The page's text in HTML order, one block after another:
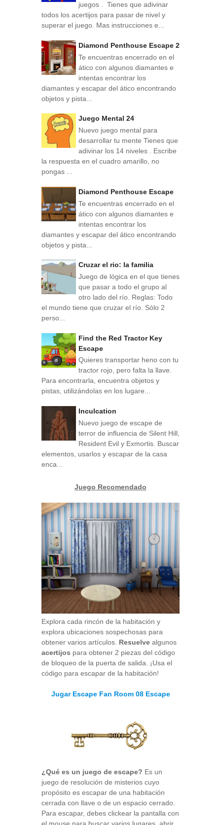
juegos . Tienes que adivinar
todos los acertijos para pasar de nivel y
superar el juego. Mas instrucciones e...
Diamond Penthouse Escape 2
Te encuentras encerrado en el
ático con algunos diamantes e
intentas encontrar los
diamantes y escapar del ático encontrando
objetos y pista...
Juego Mental 24
Nuevo juego mental para
desarrollar tu mente Tienes que
adivinar los 14 niveles . Escribe
la respuesta en el cuadro amarillo, no
pongas ...
Diamond Penthouse Escape
Te encuentras encerrado en el
ático con algunos diamantes e
intentas encontrar los
diamantes y escapar del ático encontrando
objetos y pista...
Cruzar el rio: la familia
Juego de lógica en el que tienes
que pasar a todo el grupo al
otro lado del río. Reglas: Todo
el mundo tiene que cruzar el río. Sólo 2
perso...
Find the Red Tractor Key
Escape
Quieres transportar heno con tu
tractor rojo, pero falta la llave.
Para encontrarla, encuentra objetos y
pistas, utilizándolas en los lugare...
Inculcation
Nuevo juego de escape de
terror de influencia de Silent Hill,
Resident Evil y Exmortis. Buscar
elementos, usarlos y escapar de la casa
enca...
Juego Recomendado
Explora cada rincón de la habitación y
explora ubicaciones sospechosas para
obtener varios artículos. Resuelve algunos
acertijos para obtener 2 piezas del código
de bloqueo de la puerta de salida. ¡Usa el
código para escapar de la habitación!
Jugar Escape Fan Room 08 Escape
¿Qué es un juego de escape? Es un
juego de resolución de misterios cuyo
propósito es escapar de una habitación
cerrada con llave o de un espacio cerrado.
Para escapar, debes clickear la pantalla con
el mouse para buscar varios lugares, abrir